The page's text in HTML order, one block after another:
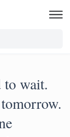
to wait.